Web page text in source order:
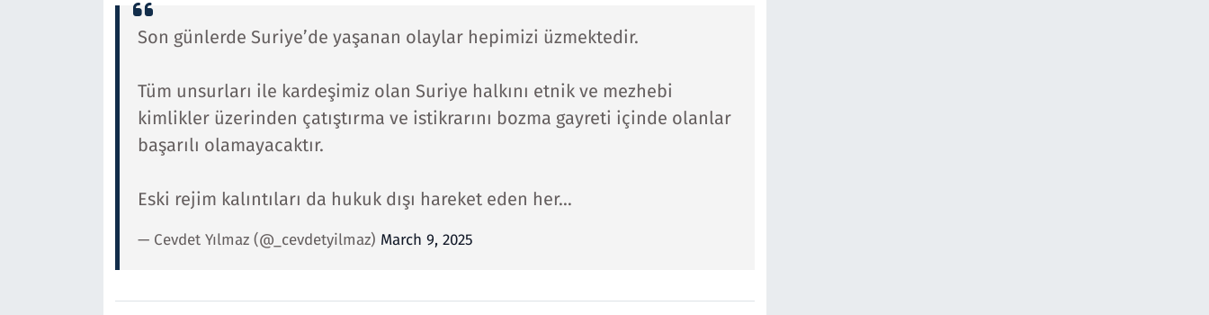
Son günlerde Suriye’de yaşanan olaylar hepimizi üzmektedir.
Tüm unsurları ile kardeşimiz olan Suriye halkını etnik ve mezhebi
kimlikler üzerinden çatıştırma ve istikrarını bozma gayreti içinde olanlar
başarılı olamayacaktır.
Eski rejim kalıntıları da hukuk dışı hareket eden her…
— Cevdet Yılmaz (@_cevdetyilmaz) March 9, 2025